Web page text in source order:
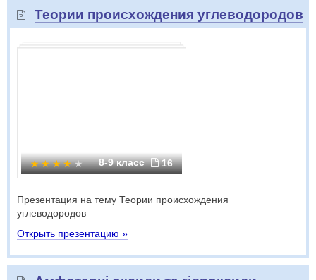
Теории происхождения углеводородов
8-9 класс 16
Презентация на тему Теории происхождения
углеводородов
Открыть презентацию »